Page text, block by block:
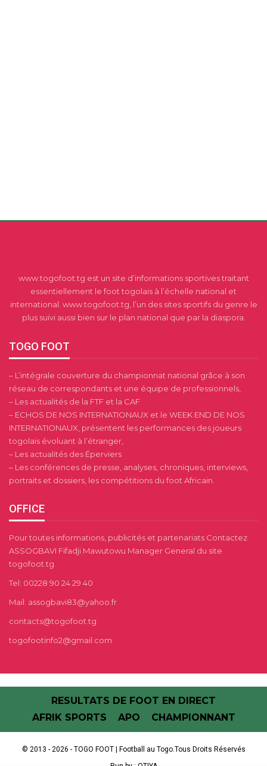
www.togofoot.tg est un site d’informations sportives traitant
essentiellement le foot togolais à l’échelle national et
international. www.togofoot.tg, l’un des sites sportifs du genre le
plus suivi aussi bien sur le plan national que par la diaspora.
TOGO FOOT
– L’intégrale couverture du championnat national grâce à son
réseau de correspondants et une équipe de professionnels,
– Les actualités de la FTF et la CAF
– ECHOS DE NOS INTERNATIONAUX et le WEEK END DE NOS
INTERNATIONAUX, présentent les performances des joueurs
togolais évoluant à l’étranger,
– Les actualités des Éperviers
– Les conférences de presse, analyses, chroniques, interviews,
portraits et dossiers, les compétitions du foot Africain.
OFFICE
Pour toutes informations, publicités et partenariats Contactez
ASSOGBAVI Fifadji Mawutowu Manager General du site
togofoot.tg
Tel: 00228 90 24 29 40
Mail: assogbavi83@yahoo.fr
contacts@togofoot.tg
togofootinfo2@gmail.com
RESULTATS DE FOOT EN DIRECT
AFRIK SPORTS
APO CHAMPIONNANT
© 2013 - 2026 - TOGO FOOT | Football au Togo.Tous Droits Réservés